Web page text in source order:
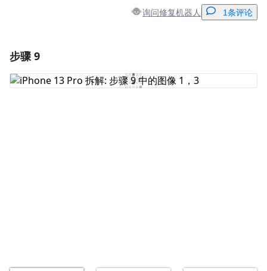
询问修复机器人 1条评论
添加评论
步骤 9